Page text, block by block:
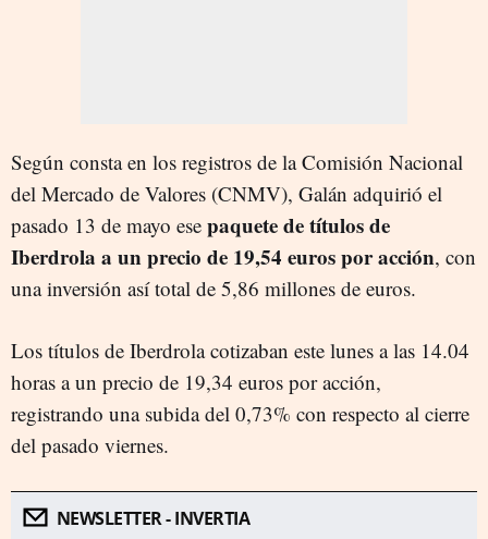
Según consta en los registros de la Comisión Nacional
del Mercado de Valores (CNMV), Galán adquirió el
pasado 13 de mayo ese paquete de títulos de
Iberdrola a un precio de 19,54 euros por acción, con
una inversión así total de 5,86 millones de euros.
Los títulos de Iberdrola cotizaban este lunes a las 14.04
horas a un precio de 19,34 euros por acción,
registrando una subida del 0,73% con respecto al cierre
del pasado viernes.
NEWSLETTER - INVERTIA